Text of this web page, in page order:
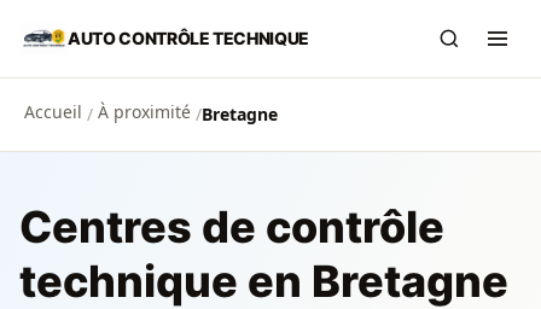
Aller au contenu principal
AUTO CONTRÔLE TECHNIQUE
Accueil / À proximité /Bretagne
Centres de contrôle
technique en Bretagne